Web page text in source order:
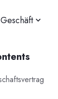
Geschäft